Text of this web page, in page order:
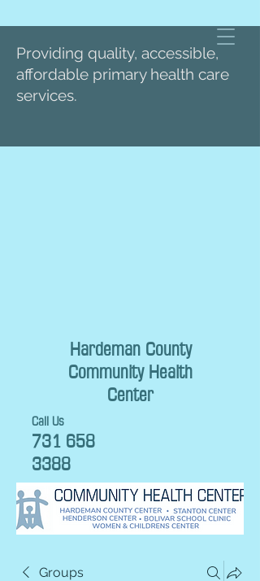
Providing quality, accessible,
affordable primary health care
services.
Hardeman County
Community Health
Center
Call Us
731 658
3388
Groups